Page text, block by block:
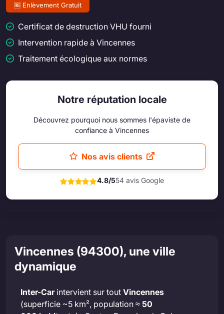
🆓 Enlèvement Gratuit
Certificat de destruction VHU fourni
Intervention rapide à Vincennes
Traitement écologique aux normes
Notre réputation locale
Découvrez pourquoi nous sommes l'épaviste de
confiance à Vincennes
Nos avis clients
4.8/554 avis Google
Vincennes (94300), une ville
dynamique
Inter-Carintervient sur tout Vincennes
(superficie ~5 km², population ≈ 50